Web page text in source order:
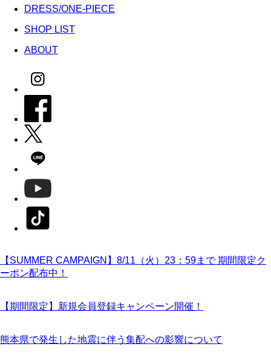
DRESS/ONE-PIECE
SHOP LIST
ABOUT
【SUMMER CAMPAIGN】8/11（火）23：59まで 期間限定ク
ーポン配布中！
【期間限定】新規会員登録キャンペーン開催！
熊本県で発生した地震に伴う集配への影響について